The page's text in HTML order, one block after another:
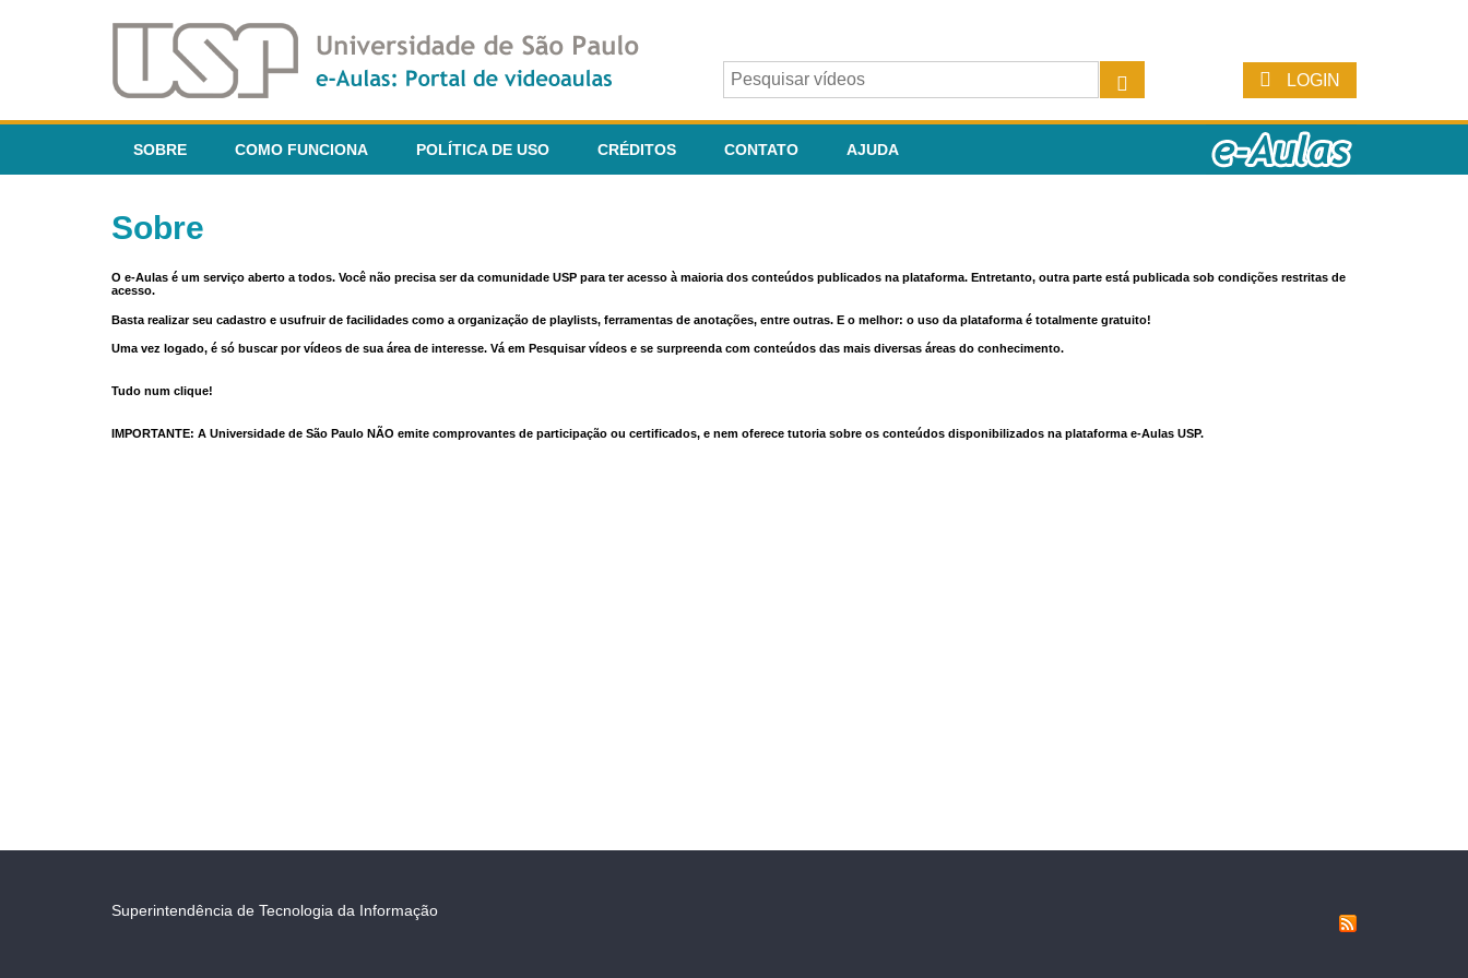
LOGIN
SOBRE COMO FUNCIONA POLÍTICA DE USO CRÉDITOS CONTATO AJUDA
Sobre
O e-Aulas é um serviço aberto a todos. Você não precisa ser da comunidade USP para ter acesso à maioria dos conteúdos publicados na plataforma. Entretanto, outra parte está publicada sob condições restritas de
acesso.
Basta realizar seu cadastro e usufruir de facilidades como a organização de playlists, ferramentas de anotações, entre outras. E o melhor: o uso da plataforma é totalmente gratuito!
Uma vez logado, é só buscar por vídeos de sua área de interesse. Vá em Pesquisar vídeos e se surpreenda com conteúdos das mais diversas áreas do conhecimento.
Tudo num clique!
IMPORTANTE: A Universidade de São Paulo NÃO emite comprovantes de participação ou certificados, e nem oferece tutoria sobre os conteúdos disponibilizados na plataforma e-Aulas USP.
Superintendência de Tecnologia da Informação